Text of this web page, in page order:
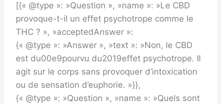
[{« @type »: »Question », »name »: »Le CBD
provoque-t-il un effet psychotrope comme le
THC ? », »acceptedAnswer »:
{« @type »: »Answer », »text »: »Non, le CBD
est du00e9pourvu du2019effet psychotrope. Il
agit sur le corps sans provoquer d’intoxication
ou de sensation d’euphorie. »}},
{« @type »: »Question », »name »: »Quels sont